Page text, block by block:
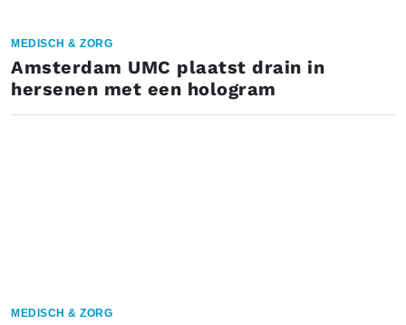
MEDISCH & ZORG
Amsterdam UMC plaatst drain in
hersenen met een hologram
MEDISCH & ZORG